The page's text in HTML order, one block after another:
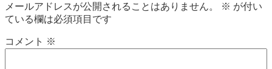
メールアドレスが公開されることはありません。 ※ が付い
ている欄は必須項目です
コメント ※